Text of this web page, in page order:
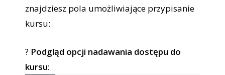
znajdziesz pola umożliwiające przypisanie
kursu:
? Podgląd opcji nadawania dostępu do
kursu: